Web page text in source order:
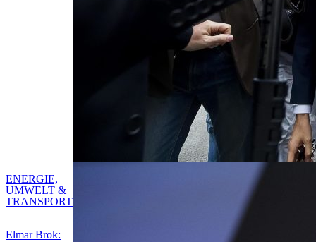
Elmar Brok:
ENERGIE,
UMWELT &
TRANSPORT